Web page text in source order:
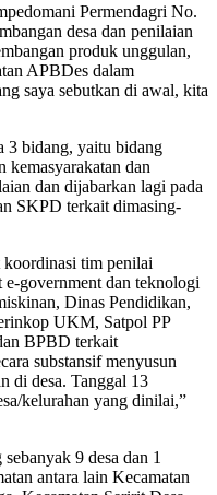
Permendagri No.
desa dan penilaian
produk unggulan,
APBDes dalam
saya sebutkan di awal, kita
3 bidang, yaitu bidang
kemasyarakatan dan
dan dijabarkan lagi pada
SKPD terkait dimasing-
tim penilai
government dan teknologi
Dinas Pendidikan,
UKM, Satpol PP
BPBD terkait
substansif menyusun
di desa. Tanggal 13
kelurahan yang dinilai,”
9 desa dan 1
antara lain Kecamatan